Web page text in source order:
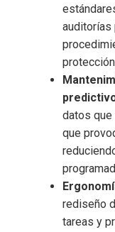
auditorías
datos
que
rediseño
tareas y